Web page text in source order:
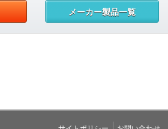
メーカー製品一覧